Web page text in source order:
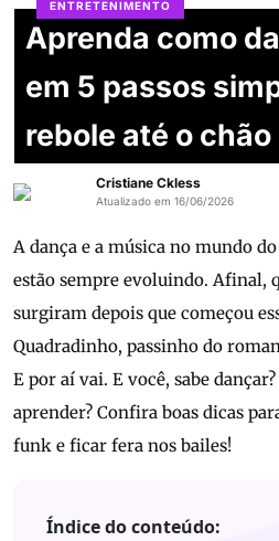
ENTRETENIMENTO
Aprenda como
em 5 passos
rebole até o chão
Cristiane Ckless
Atualizado em 16/06/2026
A dança e a música no mundo
estão sempre evoluindo. Afinal,
surgiram depois que começou
Quadradinho, passinho do
E por aí vai. E você, sabe
aprender? Confira boas dicas
funk e ficar fera nos bailes!
Índice do conteúdo: